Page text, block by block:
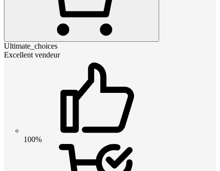
Ultimate_choices
Excellent vendeur
100%